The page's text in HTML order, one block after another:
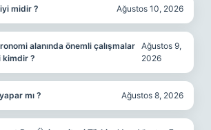
midir ? Ağustos 10, 2026
alanında önemli çalışmalar
kimdir ?
Ağustos 9,
2026
mı ? Ağustos 8, 2026